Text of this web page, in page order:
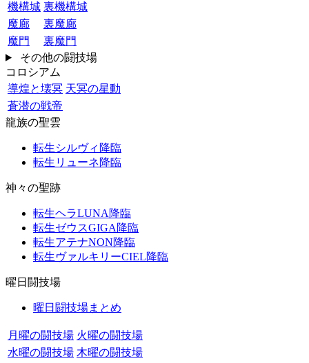
機構城 裏機構城
魔廊
裏魔廊
魔門
裏魔門
その他の闘技場
コロシアム
導煌と壊冥 天冥の星動
蒼潜の戦帝
龍族の聖雲
転生シルヴィ降臨
転生リューネ降臨
神々の聖跡
転生ヘラLUNA降臨
転生ゼウスGIGA降臨
転生アテナNON降臨
転生ヴァルキリーCIEL降臨
曜日闘技場
曜日闘技場まとめ
月曜の闘技場 火曜の闘技場
水曜の闘技場 木曜の闘技場